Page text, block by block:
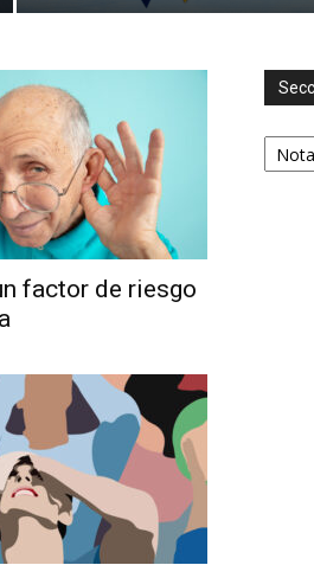
factor de riesgo